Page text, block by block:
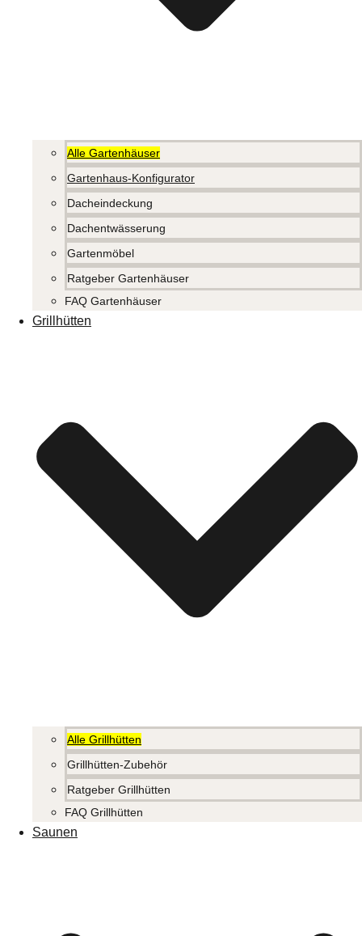
Alle Gartenhäuser
Gartenhaus-Konfigurator
Dacheindeckung
Dachentwässerung
Gartenmöbel
Ratgeber Gartenhäuser
FAQ Gartenhäuser
Grillhütten
Alle Grillhütten
Grillhütten-Zubehör
Ratgeber Grillhütten
FAQ Grillhütten
Saunen